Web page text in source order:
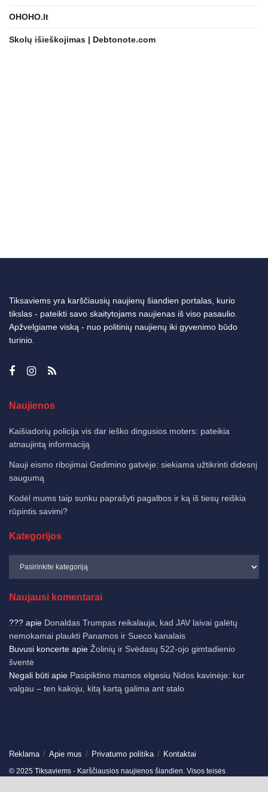
OHOHO.lt
Skolų išieškojimas | Debtonote.com
Tiksaviems yra karščiausių naujienų šiandien portalas, kurio
tikslas - pateikti savo skaitytojams naujienas iš viso pasaulio.
Apžvelgiame viską - nuo politinių naujienų iki gyvenimo būdo
turinio.
Naujienos
Kaišiadorių policija vis dar ieško dingusios moters: pateikia
atnaujintą informaciją
Nauji eismo ribojimai Gedimino gatvėje: siekiama užtikrinti didesnį
saugumą
Kodėl mums taip sunku paprašyti pagalbos ir ką iš tiesų reiškia
rūpintis savimi?
Kategorijos
Naujausi komentarai
??? apie Donaldas Trumpas reikalauja, kad JAV laivai galėtų
nemokamai plaukti Panamos ir Sueco kanalais
Buvusi koncerte apie Žolinių ir Svėdasų 522-ojo gimtadienio
šventė
Negali būti apie Pasipiktino mamos elgesiu Nidos kavinėje: kur
valgau – ten kakoju, kitą kartą galima ant stalo
Reklama Apie mus Privatumo politika Kontaktai
© 2025 Tiksaviems - Karščiausios naujienos šiandien. Visos teisės